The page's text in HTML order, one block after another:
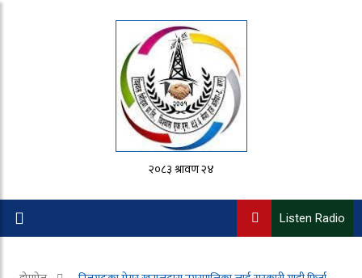
२०८३ श्रावण २४
Listen Radio